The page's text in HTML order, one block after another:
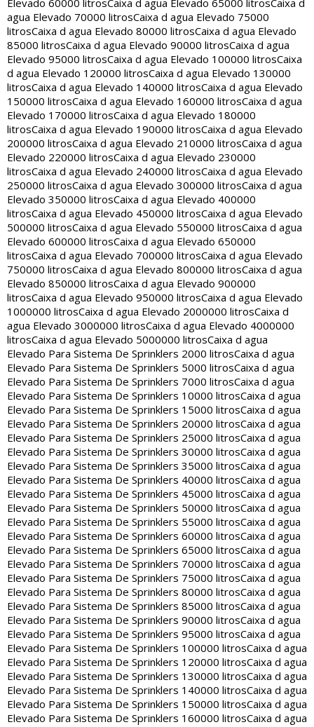
agua Elevado 70000 litrosCaixa d agua Elevado 75000
litrosCaixa d agua Elevado 80000 litrosCaixa d agua Elevado
85000 litrosCaixa d agua Elevado 90000 litrosCaixa d agua
Elevado 95000 litrosCaixa d agua Elevado 100000 litrosCaixa
d agua Elevado 120000 litrosCaixa d agua Elevado 130000
litrosCaixa d agua Elevado 140000 litrosCaixa d agua Elevado
150000 litrosCaixa d agua Elevado 160000 litrosCaixa d agua
Elevado 170000 litrosCaixa d agua Elevado 180000
litrosCaixa d agua Elevado 190000 litrosCaixa d agua Elevado
200000 litrosCaixa d agua Elevado 210000 litrosCaixa d agua
Elevado 220000 litrosCaixa d agua Elevado 230000
litrosCaixa d agua Elevado 240000 litrosCaixa d agua Elevado
250000 litrosCaixa d agua Elevado 300000 litrosCaixa d agua
Elevado 350000 litrosCaixa d agua Elevado 400000
litrosCaixa d agua Elevado 450000 litrosCaixa d agua Elevado
500000 litrosCaixa d agua Elevado 550000 litrosCaixa d agua
Elevado 600000 litrosCaixa d agua Elevado 650000
litrosCaixa d agua Elevado 700000 litrosCaixa d agua Elevado
750000 litrosCaixa d agua Elevado 800000 litrosCaixa d agua
Elevado 850000 litrosCaixa d agua Elevado 900000
litrosCaixa d agua Elevado 950000 litrosCaixa d agua Elevado
1000000 litrosCaixa d agua Elevado 2000000 litrosCaixa d
agua Elevado 3000000 litrosCaixa d agua Elevado 4000000
litrosCaixa d agua Elevado 5000000 litrosCaixa d agua
Elevado Para Sistema De Sprinklers 2000 litrosCaixa d agua
Elevado Para Sistema De Sprinklers 5000 litrosCaixa d agua
Elevado Para Sistema De Sprinklers 7000 litrosCaixa d agua
Elevado Para Sistema De Sprinklers 10000 litrosCaixa d agua
Elevado Para Sistema De Sprinklers 15000 litrosCaixa d agua
Elevado Para Sistema De Sprinklers 20000 litrosCaixa d agua
Elevado Para Sistema De Sprinklers 25000 litrosCaixa d agua
Elevado Para Sistema De Sprinklers 30000 litrosCaixa d agua
Elevado Para Sistema De Sprinklers 35000 litrosCaixa d agua
Elevado Para Sistema De Sprinklers 40000 litrosCaixa d agua
Elevado Para Sistema De Sprinklers 45000 litrosCaixa d agua
Elevado Para Sistema De Sprinklers 50000 litrosCaixa d agua
Elevado Para Sistema De Sprinklers 55000 litrosCaixa d agua
Elevado Para Sistema De Sprinklers 60000 litrosCaixa d agua
Elevado Para Sistema De Sprinklers 65000 litrosCaixa d agua
Elevado Para Sistema De Sprinklers 70000 litrosCaixa d agua
Elevado Para Sistema De Sprinklers 75000 litrosCaixa d agua
Elevado Para Sistema De Sprinklers 80000 litrosCaixa d agua
Elevado Para Sistema De Sprinklers 85000 litrosCaixa d agua
Elevado Para Sistema De Sprinklers 90000 litrosCaixa d agua
Elevado Para Sistema De Sprinklers 95000 litrosCaixa d agua
Elevado Para Sistema De Sprinklers 100000 litrosCaixa d agua
Elevado Para Sistema De Sprinklers 120000 litrosCaixa d agua
Elevado Para Sistema De Sprinklers 130000 litrosCaixa d agua
Elevado Para Sistema De Sprinklers 140000 litrosCaixa d agua
Elevado Para Sistema De Sprinklers 150000 litrosCaixa d agua
Elevado Para Sistema De Sprinklers 160000 litrosCaixa d agua